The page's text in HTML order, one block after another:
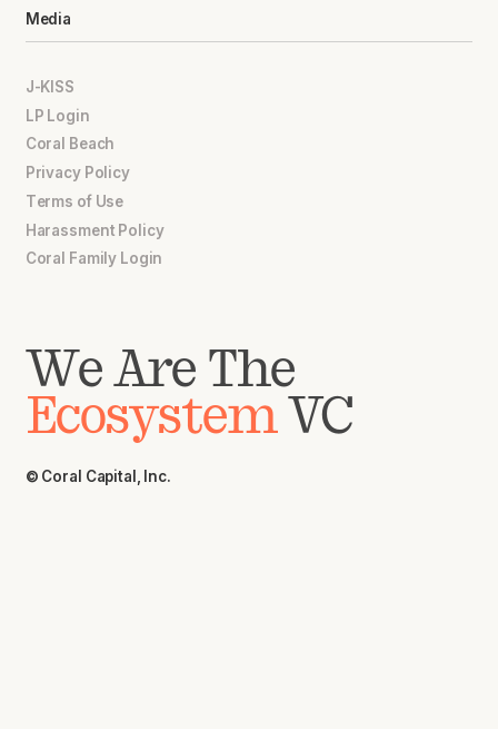
Media
J-KISS
LP Login
Coral Beach
Privacy Policy
Terms of Use
Harassment Policy
Coral Family Login
We Are The
EcosystemVC
© Coral Capital, Inc.